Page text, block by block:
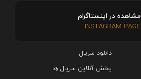
دانلود سریال‌
پخش آنلاین سریال ها
مشاهده در اینستاگرام
INSTAGRAM PAGE